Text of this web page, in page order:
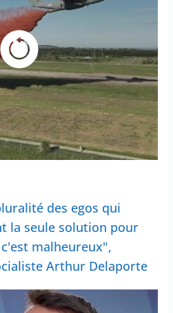
des egos qui
la seule solution pour
malheureux",
Arthur Delaporte